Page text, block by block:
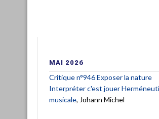
MAI 2026
Critique n°946 Exposer la nature
Interpréter c'est jouer
musicale, Johann Michel